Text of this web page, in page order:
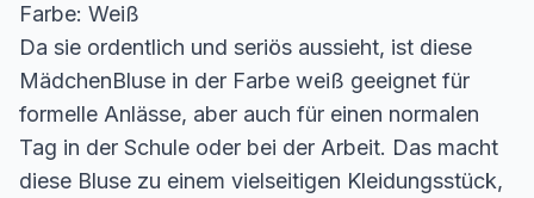
Farbe: Weiß
Da sie ordentlich und seriös aussieht, ist diese
MädchenBluse in der Farbe weiß geeignet für
formelle Anlässe, aber auch für einen normalen
Tag in der Schule oder bei der Arbeit. Das macht
diese Bluse zu einem vielseitigen Kleidungsstück,